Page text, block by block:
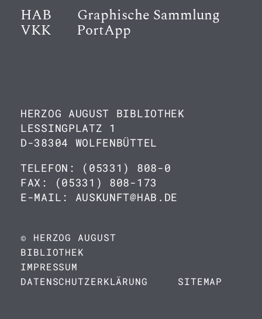
HAB Graphische Sammlung
VKK PortApp
HERZOG AUGUST BIBLIOTHEK
LESSINGPLATZ 1
D-38304 WOLFENBÜTTEL
TELEFON: (05331) 808-0
FAX: (05331) 808-173
E-MAIL: AUSKUNFT@HAB.DE
© HERZOG AUGUST
BIBLIOTHEK
IMPRESSUM
DATENSCHUTZERKLÄRUNG
SITEMAP